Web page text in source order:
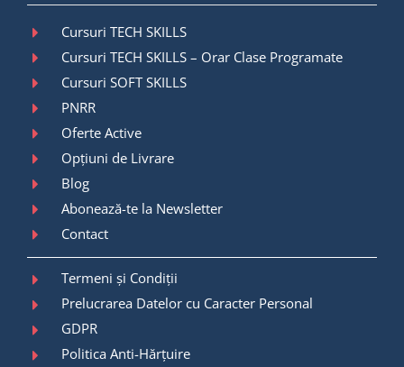
Cursuri TECH SKILLS
Cursuri TECH SKILLS – Orar Clase Programate
Cursuri SOFT SKILLS
PNRR
Oferte Active
Opțiuni de Livrare
Blog
Abonează-te la Newsletter
Contact
Termeni și Condiții
Prelucrarea Datelor cu Caracter Personal
GDPR
Politica Anti-Hărțuire